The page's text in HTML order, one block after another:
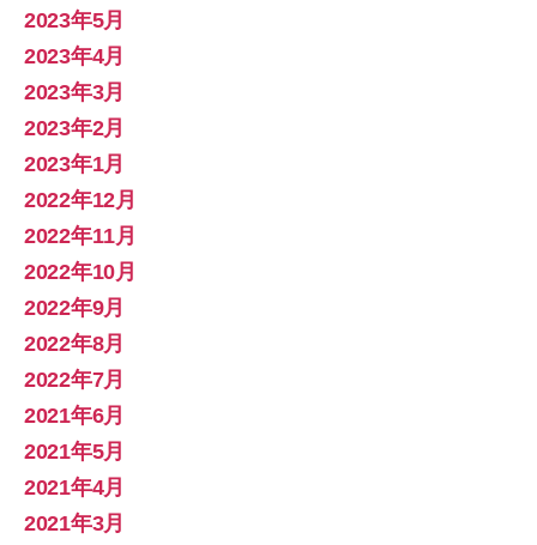
2023年5月
2023年4月
2023年3月
2023年2月
2023年1月
2022年12月
2022年11月
2022年10月
2022年9月
2022年8月
2022年7月
2021年6月
2021年5月
2021年4月
2021年3月